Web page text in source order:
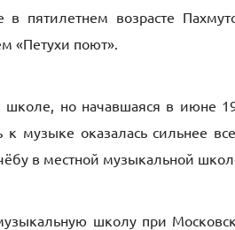
пятилетнем возрасте
«Петухи поют».
школе, но начавшаяся в июне
музыке оказалась сильнее
в местной музыкальной
школу при